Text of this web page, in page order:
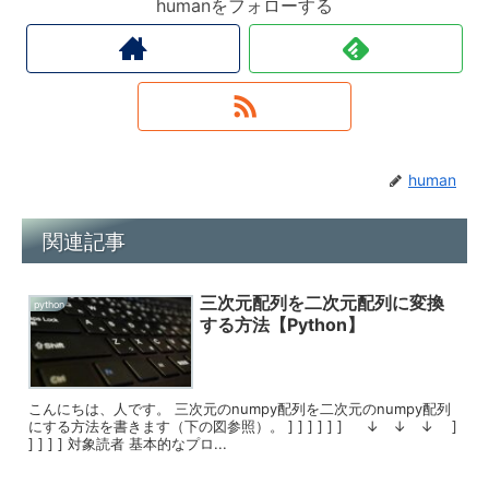
humanをフォローする
human
関連記事
python
三次元配列を二次元配列に変換
する方法【Python】
こんにちは、人です。 三次元のnumpy配列を二次元のnumpy配列
にする方法を書きます（下の図参照）。 ] ] ] ] ] ] ↓ ↓ ↓ ]
] ] ] ] 対象読者 基本的なプロ...